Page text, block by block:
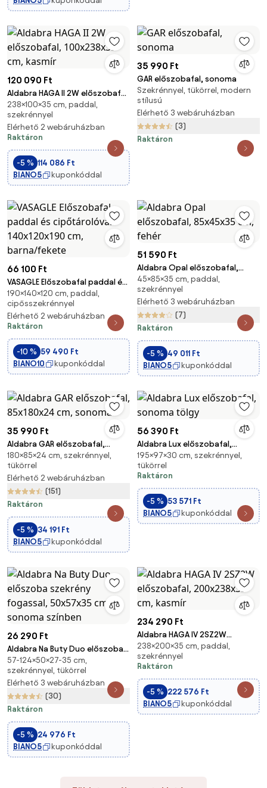
120 090 Ft
Aldabra HAGA II 2W előszobafal,
100x238x35 cm, kasmír
238×100×35 cm, paddal,
szekrénnyel
Elérhető 2 webáruházban
Raktáron
-5 % 114 086 Ft
BIANO5
kuponkóddal
35 990 Ft
GAR előszobafal, sonoma
Szekrénnyel, tükörrel, modern
stílusú
Elérhető 3 webáruházban
(3)
Raktáron
66 100 Ft
VASAGLE Előszobafal paddal és
cipőtárolóval 140x120x190 cm,
barna/fekete
190×140×120 cm, paddal,
cipősszekrénnyel
Elérhető 2 webáruházban
Raktáron
-10 % 59 490 Ft
BIANO10
kuponkóddal
51 590 Ft
Aldabra Opal előszobafal,
85x45x35 cm, fehér
45×85×35 cm, paddal,
szekrénnyel
Elérhető 3 webáruházban
(7)
Raktáron
-5 % 49 011 Ft
BIANO5
kuponkóddal
35 990 Ft
Aldabra GAR előszobafal,
85x180x24 cm, sonoma
180×85×24 cm, szekrénnyel,
tükörrel
Elérhető 2 webáruházban
(151)
Raktáron
-5 % 34 191 Ft
BIANO5
kuponkóddal
56 390 Ft
Aldabra Lux előszobafal,
sonoma tölgy
195×97×30 cm, szekrénnyel,
tükörrel
Raktáron
-5 % 53 571 Ft
BIANO5
kuponkóddal
26 290 Ft
Aldabra Na Buty Duo előszoba
szekrény fogassal, 50x57x35
cm, sonoma színben
57-124×50×27-35 cm,
szekrénnyel, tükörrel
Elérhető 3 webáruházban
(30)
Raktáron
-5 % 24 976 Ft
BIANO5
kuponkóddal
234 290 Ft
Aldabra HAGA IV 2SZ2W
előszobafal, 200x238x35 cm,
kasmír
238×200×35 cm, paddal,
szekrénnyel
Raktáron
-5 % 222 576 Ft
BIANO5
kuponkóddal